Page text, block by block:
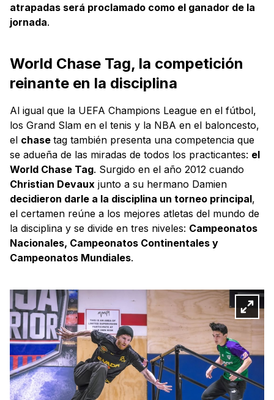
atrapadas será proclamado como el ganador de la
jornada.
World Chase Tag, la competición
reinante en la disciplina
Al igual que la UEFA Champions League en el fútbol,
los Grand Slam en el tenis y la NBA en el baloncesto,
el chase tag también presenta una competencia que
se adueña de las miradas de todos los practicantes: el
World Chase Tag. Surgido en el año 2012 cuando
Christian Devaux junto a su hermano Damien
decidieron darle a la disciplina un torneo principal,
el certamen reúne a los mejores atletas del mundo de
la disciplina y se divide en tres niveles: Campeonatos
Nacionales, Campeonatos Continentales y
Campeonatos Mundiales.